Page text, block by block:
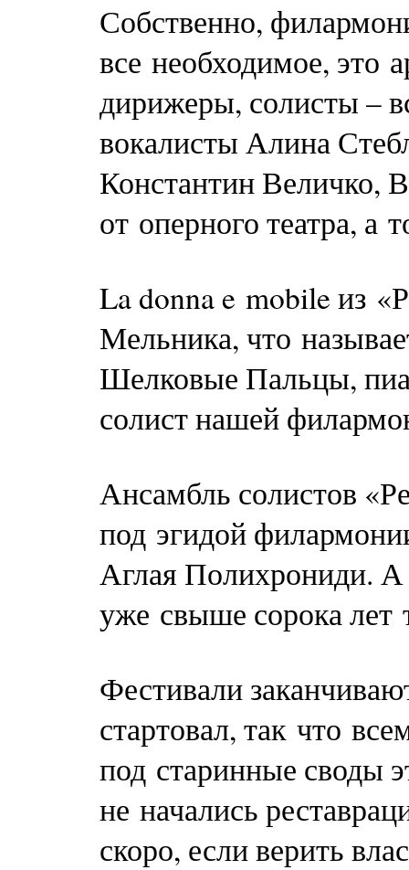
Собственно,
все необходимое, это
дирижеры, солисты –
вокалисты Алина
Константин Величко,
от оперного театра, а
La donna e mobile из
Мельника, что
Шелковые Пальцы,
солист нашей
Ансамбль солистов
под эгидой
Аглая Полихрониди. А
уже свыше сорока лет
Фестивали
стартовал, так что
под старинные своды
не начались
скоро, если верить